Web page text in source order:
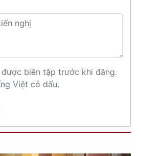
biên tập trước khi đăng.
Việt có dấu.